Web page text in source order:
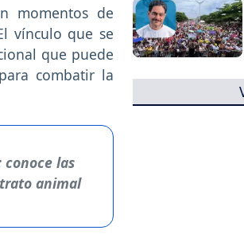
momentos de
vínculo que se
que puede
combatir la
conoce las
animal